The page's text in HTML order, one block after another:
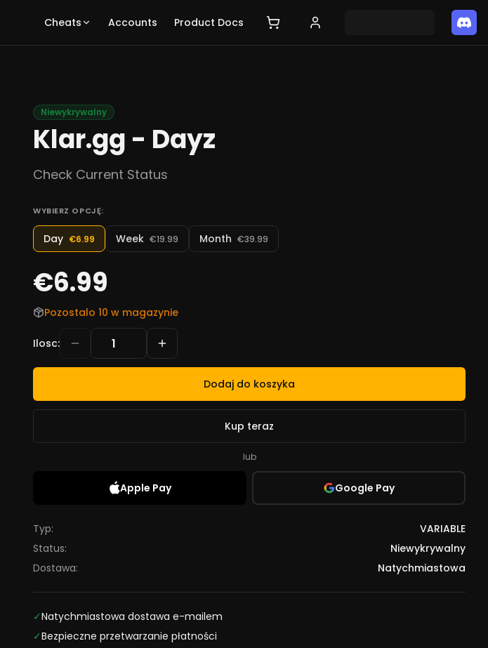
Cheats Accounts Product Docs
Niewykrywalny
Klar.gg - Dayz
Check Current Status
WYBIERZ OPCJĘ:
Day €6.99 Week €19.99 Month €39.99
€6.99
Pozostalo 10 w magazynie
Ilosc:
Dodaj do koszyka
Kup teraz
lub
Apple Pay Google Pay
Typ:
VARIABLE
Status:
Niewykrywalny
Dostawa:
Natychmiastowa
✓Natychmiastowa dostawa e-mailem
✓Bezpieczne przetwarzanie płatności